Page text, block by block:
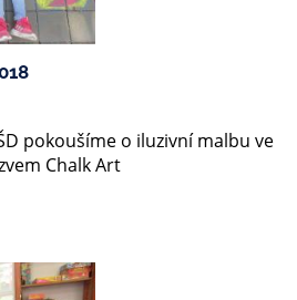
pokoušíme o iluzivní malbu ve
Chalk Art